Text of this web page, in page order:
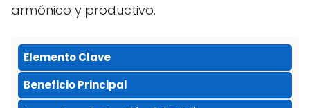
armónico y productivo.
Elemento Clave
Beneficio Principal